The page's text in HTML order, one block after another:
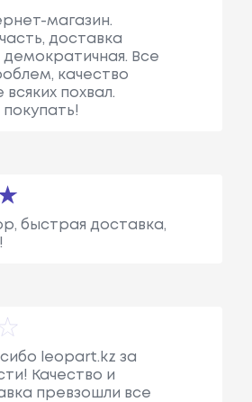
магазин.
доставка
Все
качество
похвал.
быстрая доставка,
leopart.kz за
Качество и
превзошли все